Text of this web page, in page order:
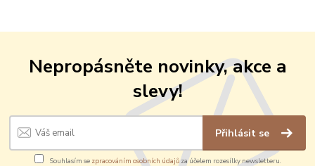
Nepropásněte novinky, akce a
slevy!
Přihlásit se
Souhlasím se zpracováním osobních údajůza účelem rozesílky newsletteru.